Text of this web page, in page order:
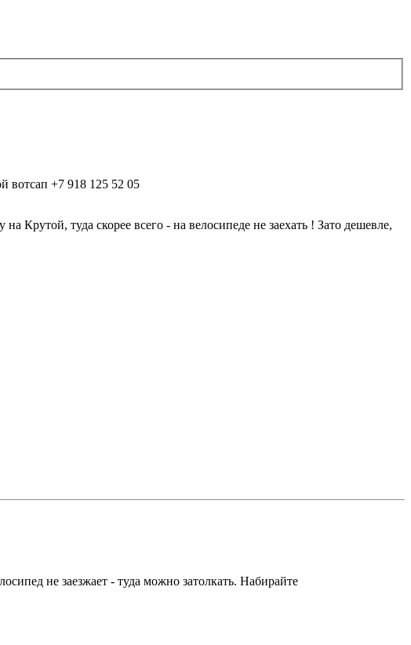
вотсап +7 918 125 52 05
Крутой, туда скорее всего - на велосипеде не заехать ! Зато дешевле,
не заезжает - туда можно затолкать. Набирайте